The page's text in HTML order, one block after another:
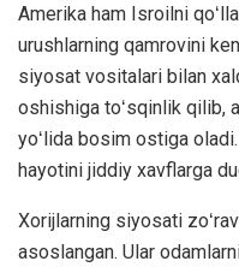
Amerika ham Isroilni
urushlarning qamrovini
siyosat vositalari bilan
oshishiga toʻsqinlik qilib,
yoʻlida bosim ostiga
hayotini jiddiy xavflarga
Xorijlarning siyosati
asoslangan. Ular